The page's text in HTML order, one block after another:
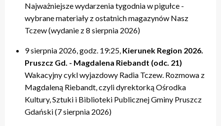
Najważniejsze wydarzenia tygodnia w pigułce -
wybrane materiały z ostatnich magazynów Nasz
Tczew (wydanie z 8 sierpnia 2026)
9 sierpnia 2026, godz. 19:25, Kierunek Region 2026.
Pruszcz Gd. - Magdalena Riebandt (odc. 21)
Wakacyjny cykl wyjazdowy Radia Tczew. Rozmowa z
Magdaleną Riebandt, czyli dyrektorką Ośrodka
Kultury, Sztuki i Biblioteki Publicznej Gminy Pruszcz
Gdański (7 sierpnia 2026)